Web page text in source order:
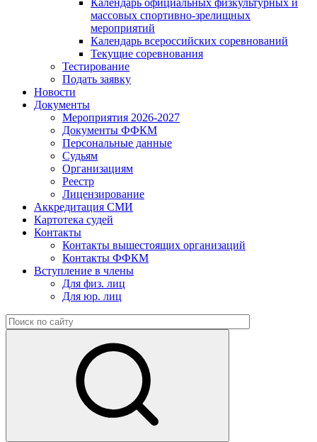
Календарь официальных физкультурных и
массовых спортивно-зрелищных
мероприятий
Календарь всероссийских соревнований
Текущие соревнования
Тестирование
Подать заявку
Новости
Документы
Мероприятия 2026-2027
Документы ФФКМ
Персональные данные
Судьям
Организациям
Реестр
Лицензирование
Аккредитация СМИ
Картотека судей
Контакты
Контакты вышестоящих организаций
Контакты ФФКМ
Вступление в члены
Для физ. лиц
Для юр. лиц